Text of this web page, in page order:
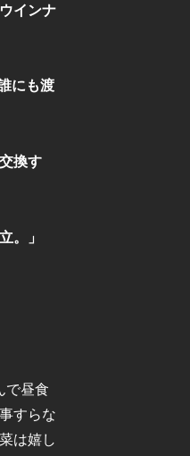
インナ
にも渡
換す
。」
で昼食
すらな
は嬉し